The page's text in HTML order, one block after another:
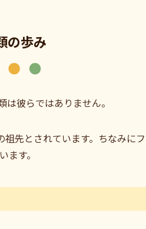
の歩み
彼らではありません。
祖先とされています。ちなみに
ます。